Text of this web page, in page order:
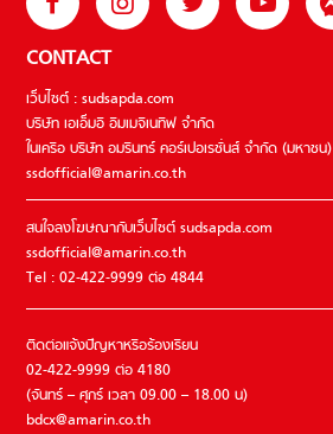
CONTACT
เว็บไซต์ : sudsapda.com
บริษัท เอเอ็มอี อิมเมจิเนทีฟ จำกัด
ในเครือ บริษัท อมรินทร์ คอร์เปอเรชั่นส์ จำกัด (มหาชน)
ssdofficial@amarin.co.th
สนใจลงโฆษณากับเว็บไซต์ sudsapda.com
ssdofficial@amarin.co.th
Tel : 02-422-9999 ต่อ 4844
ติดต่อแจ้งปัญหาหรือร้องเรียน
02-422-9999 ต่อ 4180
(จันทร์ – ศุกร์ เวลา 09.00 – 18.00 น)
bdcx@amarin.co.th